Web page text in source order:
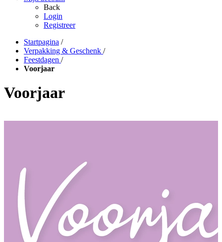
Back
Login
Registreer
Startpagina /
Verpakking & Geschenk /
Feestdagen /
Voorjaar
Voorjaar